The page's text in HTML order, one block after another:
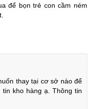
mất chống nước không
rất nhiều khách hàng.
địa chỉ uy tín, có kỹ
hình Samsung A80 sau
năng chống nước.
những địa chỉ không
tay nghề non kém, quy
để bọn trẻ con cầm ném
thay tại cơ sở nào để
kho hàng ạ. Thông tin